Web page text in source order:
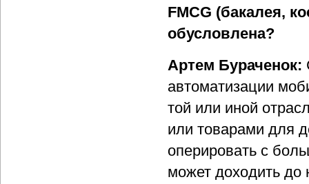
FMCG (бакалея,
обусловлена?
Артем Бураченок:
автоматизации
той или иной
или товарами для
оперировать с
может доходить до